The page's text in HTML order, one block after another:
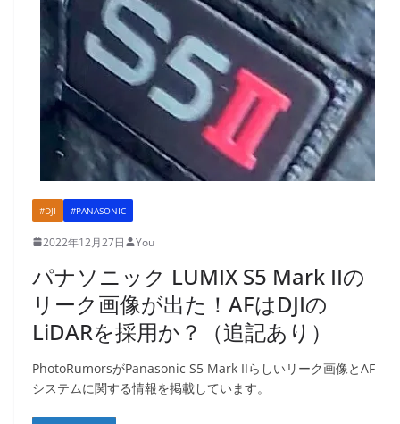
#DJI #PANASONIC
2022年12月27日 You
パナソニック LUMIX S5 Mark IIの
リーク画像が出た！AFはDJIの
LiDARを採用か？（追記あり）
PhotoRumorsがPanasonic S5 Mark IIらしいリーク画像とAF
システムに関する情報を掲載しています。